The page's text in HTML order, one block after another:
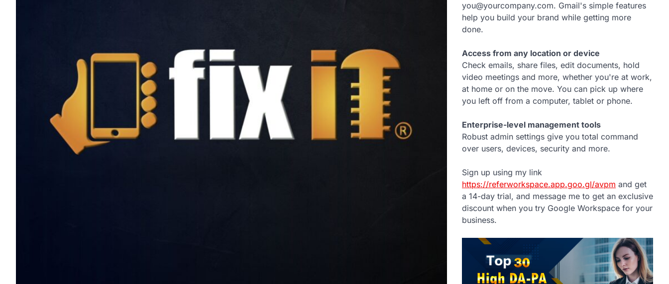
you@yourcompany.com. Gmail's simple features
help you build your brand while getting more
done.
Access from any location or device
Check emails, share files, edit documents, hold
video meetings and more, whether you're at work,
at home or on the move. You can pick up where
you left off from a computer, tablet or phone.
Enterprise-level management tools
Robust admin settings give you total command
over users, devices, security and more.
Sign up using my link
https://referworkspace.app.goo.gl/avpm and get
a 14-day trial, and message me to get an exclusive
discount when you try Google Workspace for your
business.